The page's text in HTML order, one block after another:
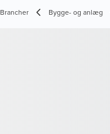
Brancher Bygge- og anlæg